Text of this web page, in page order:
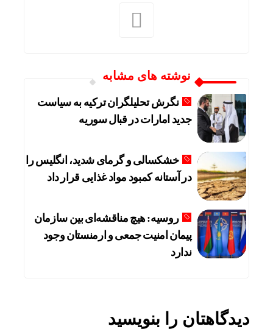
نوشته های مشابه
نگرش تحلیلگران ترکیه به سیاست
جدید امارات در قبال سوریه
خشکسالی و گرمای شدید، انگلیس را
در آستانه کمبود مواد غذایی قرار داد
روسیه: هیچ مناقشه‌ای بین سازمان
پیمان امنیت جمعی و ارمنستان وجود
ندارد
دیدگاهتان را بنویسید